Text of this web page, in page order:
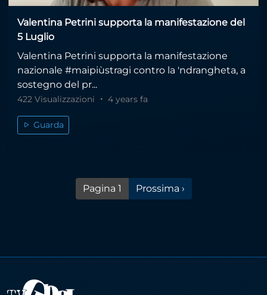
Valentina Petrini supporta la manifestazione del
5 Luglio
Valentina Petrini supporta la manifestazione
nazionale #maipiùstragi contro la 'ndrangheta, a
sostegno del pr...
422 Visualizzazioni 4 years fa
Guarda
Pagina 1 Pagina successiva
Prossima ›